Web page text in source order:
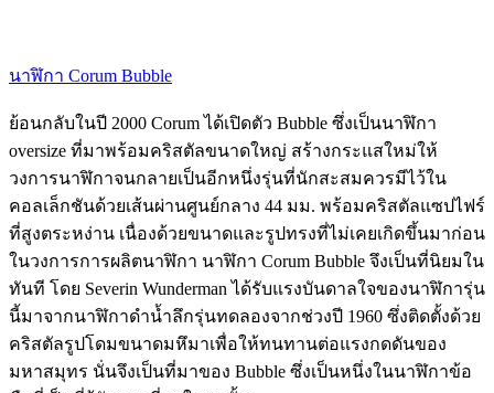
นาฬิกา Corum Bubble
ย้อนกลับในปี 2000 Corum ได้เปิดตัว Bubble ซึ่งเป็นนาฬิกา
oversize ที่มาพร้อมคริสตัลขนาดใหญ่ สร้างกระแสใหม่ให้
วงการนาฬิกาจนกลายเป็นอีกหนึ่งรุ่นที่นักสะสมควรมีไว้ใน
คอลเล็กชันด้วยเส้นผ่านศูนย์กลาง 44 มม. พร้อมคริสตัลแซปไฟร์
ที่สูงตระหง่าน เนื่องด้วยขนาดและรูปทรงที่ไม่เคยเกิดขึ้นมาก่อน
ในวงการการผลิตนาฬิกา นาฬิกา Corum Bubble จึงเป็นที่นิยมใน
ทันที โดย Severin Wunderman ได้รับแรงบันดาลใจของนาฬิการุ่น
นี้มาจากนาฬิกาดำน้ำลึกรุ่นทดลองจากช่วงปี 1960 ซึ่งติดตั้งด้วย
คริสตัลรูปโดมขนาดมหึมาเพื่อให้ทนทานต่อแรงกดดันของ
มหาสมุทร นั่นจึงเป็นที่มาของ Bubble ซึ่งเป็นหนึ่งในนาฬิกาข้อ